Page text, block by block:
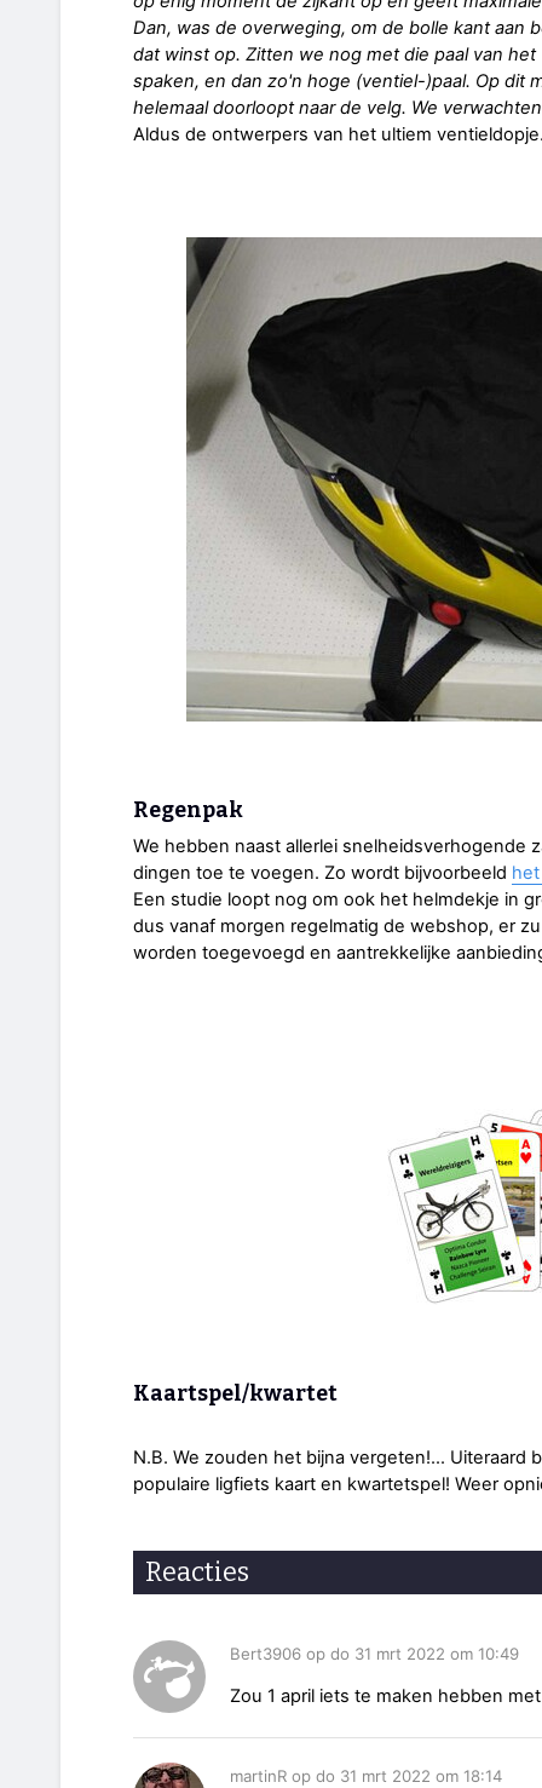
Dan, was de overweging, om de bolle kant aan
dat winst op. Zitten we nog met die paal van
spaken, en dan zo'n hoge (ventiel-)paal. Op dit
helemaal doorloopt naar de velg. We
Aldus de ontwerpers van het ultiem
Regenpak
We hebben naast allerlei snelheidsverhogende
dingen toe te voegen. Zo wordt bijvoorbeeld
Een studie loopt nog om ook het helmdekje in
dus vanaf morgen regelmatig de webshop, er
worden toegevoegd en aantrekkelijke
Kaartspel/kwartet
N.B. We zouden het bijna vergeten!...
populaire ligfiets kaart en kwartetspel! Weer
Reacties
Bert3906 op do 31 mrt 2022 om 10:49
Zou 1 april iets te maken hebben
martinR op do 31 mrt 2022 om 18:14